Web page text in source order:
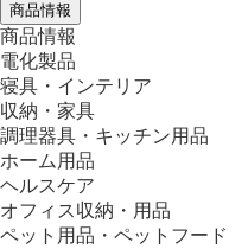
商品情報
商品情報
電化製品
寝具・インテリア
収納・家具
調理器具・キッチン用品
ホーム用品
ヘルスケア
オフィス収納・用品
ペット用品・ペットフード